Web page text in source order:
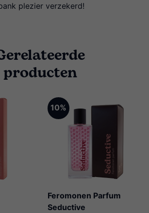
plezier verzekerd!
producten
10%
Feromonen Parfum
Seductive